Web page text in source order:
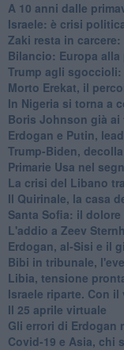
A 10 anni dalle
Israele: è crisi
Zaki resta in
Bilancio: Europa
Trump agli
Morto Erekat, il
In Nigeria si torna a
Boris Johnson già
Erdogan e Putin,
Trump-Biden,
Primarie Usa nel
La crisi del Libano
Il Quirinale, la casa
Santa Sofia: il
L'addio a ​Zeev
Erdogan, al-Sisi e il
Bibi in tribunale,
Libia, tensione
Israele riparte. Con
Il 25 aprile virtuale
Gli errori di Erdogan
Covid-19 e Asia, chi